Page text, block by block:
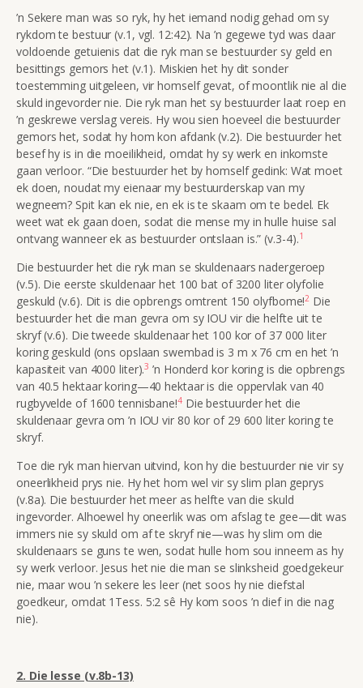
’n Sekere man was so ryk, hy het iemand nodig gehad om sy
rykdom te bestuur (v.1, vgl. 12:42). Na ’n gegewe tyd was daar
voldoende getuienis dat die ryk man se bestuurder sy geld en
besittings gemors het (v.1). Miskien het hy dit sonder
toestemming uitgeleen, vir homself gevat, of moontlik nie al die
skuld ingevorder nie. Die ryk man het sy bestuurder laat roep en
’n geskrewe verslag vereis. Hy wou sien hoeveel die bestuurder
gemors het, sodat hy hom kon afdank (v.2). Die bestuurder het
besef hy is in die moeilikheid, omdat hy sy werk en inkomste
gaan verloor. “Die bestuurder het by homself gedink: Wat moet
ek doen, noudat my eienaar my bestuurderskap van my
wegneem? Spit kan ek nie, en ek is te skaam om te bedel. Ek
weet wat ek gaan doen, sodat die mense my in hulle huise sal
ontvang wanneer ek as bestuurder ontslaan is.” (v.3-4).1
Die bestuurder het die ryk man se skuldenaars nadergeroep
(v.5). Die eerste skuldenaar het 100 bat of 3200 liter olyfolie
geskuld (v.6). Dit is die opbrengs omtrent 150 olyfbome!2 Die
bestuurder het die man gevra om sy IOU vir die helfte uit te
skryf (v.6). Die tweede skuldenaar het 100 kor of 37 000 liter
koring geskuld (ons opslaan swembad is 3 m x 76 cm en het ’n
kapasiteit van 4000 liter).3 ’n Honderd kor koring is die opbrengs
van 40.5 hektaar koring—40 hektaar is die oppervlak van 40
rugbyvelde of 1600 tennisbane!4Die bestuurder het die
skuldenaar gevra om ’n IOU vir 80 kor of 29 600 liter koring te
skryf.
Toe dieryk man hiervan uitvind, kon hy die bestuurder nie vir sy
oneerlikheid prys nie. Hy het hom wel vir sy slim plan geprys
(v.8a). Die bestuurder het meer as helfte van die skuld
ingevorder. Alhoewel hy oneerlik was om afslag te gee—dit was
immers nie sy skuld om af te skryf nie—was hy slim om die
skuldenaars se guns te wen, sodat hulle hom sou inneem as hy
sy werk verloor. Jesus het nie die man se slinksheid goedgekeur
nie, maar wou ’n sekere les leer (net soos hy nie diefstal
goedkeur, omdat 1Tess. 5:2 sê Hy kom soos ’n dief in die nag
nie).
2. Die lesse (v.8b-13)